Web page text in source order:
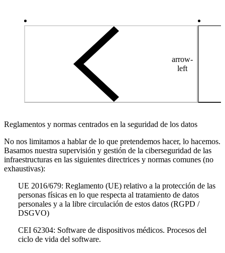
arrow-
left
Reglamentos y normas centrados en la seguridad de los datos
No nos limitamos a hablar de lo que pretendemos hacer, lo hacemos.
Basamos nuestra supervisión y gestión de la ciberseguridad de las
infraestructuras en las siguientes directrices y normas comunes (no
exhaustivas):
UE 2016/679: Reglamento (UE) relativo a la protección de las
personas físicas en lo que respecta al tratamiento de datos
personales y a la libre circulación de estos datos (RGPD /
DSGVO)
CEI 62304: Software de dispositivos médicos. Procesos del
ciclo de vida del software.